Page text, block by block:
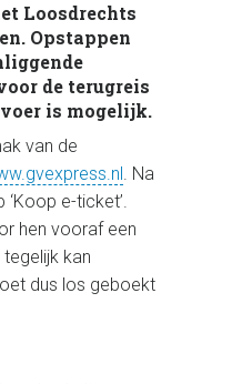
Loosdrechts
Opstappen
de terugreis
is mogelijk.
van de
. Na
e-ticket’.
hen vooraf een
kan
dus los geboekt